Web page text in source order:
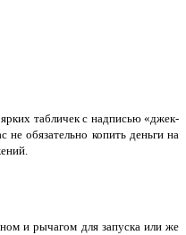
табличек с надписью «джек-
обязательно копить деньги на
и рычагом для запуска или же